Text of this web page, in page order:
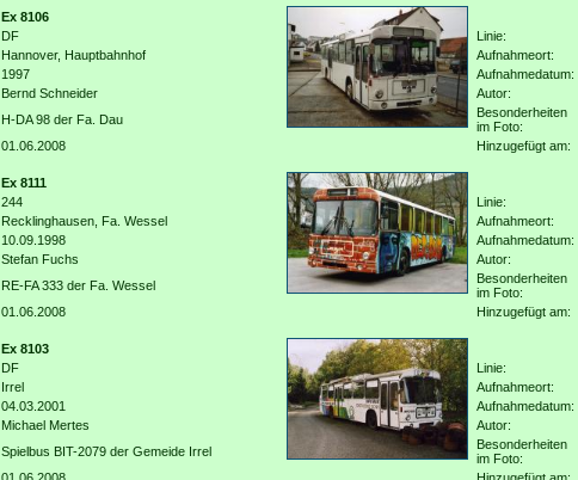
Ex 8106
DF
Hannover, Hauptbahnhof
1997
Bernd Schneider
H-DA 98 der Fa. Dau
01.06.2008
Linie:
Aufnahmeort:
Aufnahmedatum:
Autor:
Besonderheiten
im Foto:
Hinzugefügt am:
Ex 8111
244
Recklinghausen, Fa. Wessel
10.09.1998
Stefan Fuchs
RE-FA 333 der Fa. Wessel
01.06.2008
Linie:
Aufnahmeort:
Aufnahmedatum:
Autor:
Besonderheiten
im Foto:
Hinzugefügt am:
Ex 8103
DF
Irrel
04.03.2001
Michael Mertes
Spielbus BIT-2079 der Gemeide Irrel
Linie:
Aufnahmeort:
Aufnahmedatum:
Autor:
Besonderheiten
im Foto: